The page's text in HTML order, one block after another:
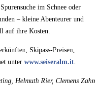
im Schnee oder
– kleine Abenteurer und
auf ihre Kosten.
Skipass-Preisen,
unter www.seiseralm.it.
Helmuth Rier, Clemens Zahn